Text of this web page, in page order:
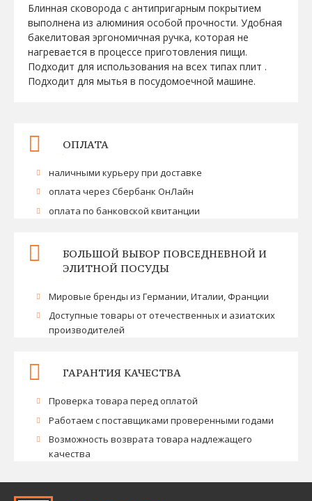
Блинная сковорода с антипригарным покрытием
выполнена из алюминия особой прочности. Удобная
бакелитовая эргономичная ручка, которая не
нагревается в процессе приготовления пищи.
Подходит для использования на всех типах плит .
Подходит для мытья в посудомоечной машине.
ОПЛАТА
наличными курьеру при доставке
оплата через Сбербанк ОнЛайн
оплата по банковской квитанции
БОЛЬШОЙ ВЫБОР ПОВСЕДНЕВНОЙ И
ЭЛИТНОЙ ПОСУДЫ
Мировые бренды из Германии, Италии, Франции
Доступные товары от отечественных и азиатских
производителей
ГАРАНТИЯ КАЧЕСТВА
Проверка товара перед оплатой
Работаем с поставщиками проверенными годами
Возможность возврата товара надлежащего
качества